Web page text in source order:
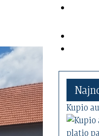
Kupio